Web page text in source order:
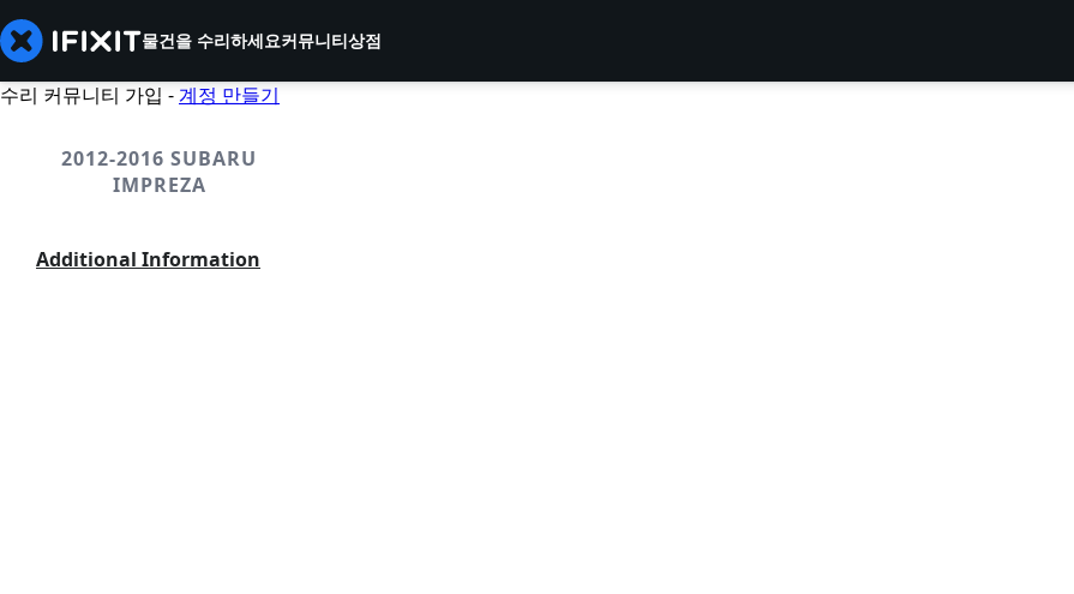
물건을 수리하세요커뮤니티상점
수리 커뮤니티 가입 -계정 만들기
2012-2016 SUBARU
IMPREZA
Additional Information